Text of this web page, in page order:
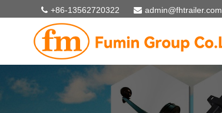
+86-13562720322 admin@fhtrailer.com